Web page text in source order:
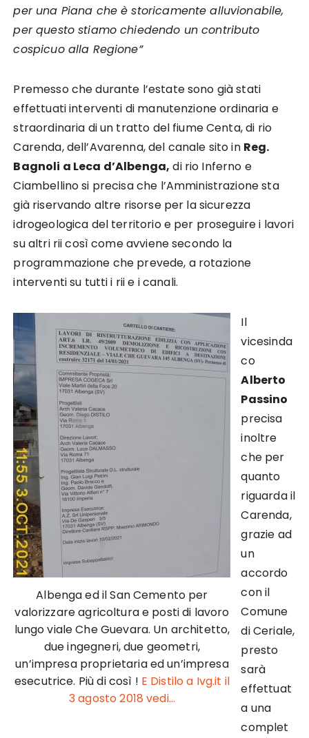
per una Piana che è storicamente alluvionabile,
per questo stiamo chiedendo un contributo
cospicuo alla Regione”
Premesso che durante l’estate sono già stati
effettuati interventi di manutenzione ordinaria e
straordinaria di un tratto del fiume Centa, di rio
Carenda, dell’Avarenna, del canale sito in Reg.
Bagnoli a Leca d’Albenga, di rio Inferno e
Ciambellino si precisa che l’Amministrazione sta
già riservando altre risorse per la sicurezza
idrogeologica del territorio e per proseguire i lavori
su altri rii così come avviene secondo la
programmazione che prevede, a rotazione
interventi su tutti i rii e i canali.
Albenga ed il San Cemento per
valorizzare agricoltura e posti di lavoro
lungo viale Che Guevara. Un architetto,
due ingegneri, due geometri,
un’impresa proprietaria ed un’impresa
esecutrice. Più di così ! E Distilo a Ivg.it il
3 agosto 2018 vedi…
Il
vicesinda
co
Alberto
Passino
precisa
inoltre
che per
quanto
riguarda il
Carenda,
grazie ad
un
accordo
con il
Comune
di Ceriale,
presto
sarà
effettuat
a una
complet